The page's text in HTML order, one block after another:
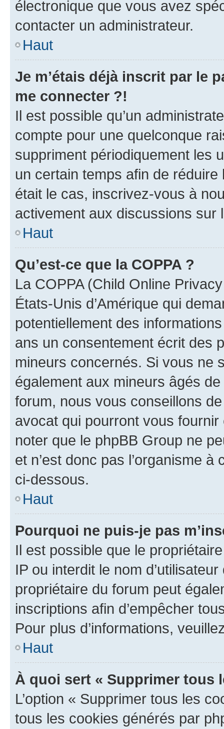
électronique que vous avez
contacter un administrateur.
Haut
Je m’étais déjà inscrit par le
me connecter ?!
Il est possible qu’un
compte pour une quelconque
suppriment périodiquement les
un certain temps afin de
était le cas, inscrivez-vous à
activement aux discussions sur
Haut
Qu’est-ce que la COPPA ?
La COPPA (Child Online
États-Unis d’Amérique qui
potentiellement des
ans un consentement écrit des
mineurs concernés. Si vous ne
également aux mineurs âgés
forum, nous vous conseillons
avocat qui pourront vous
noter que le phpBB Group ne
et n’est donc pas l’organisme
ci-dessous.
Haut
Pourquoi ne puis-je pas
Il est possible que le
IP ou interdit le nom
propriétaire du forum peut
inscriptions afin d’empêcher
Pour plus d’informations,
Haut
À quoi sert « Supprimer tous
L’option « Supprimer tous les
tous les cookies générés par